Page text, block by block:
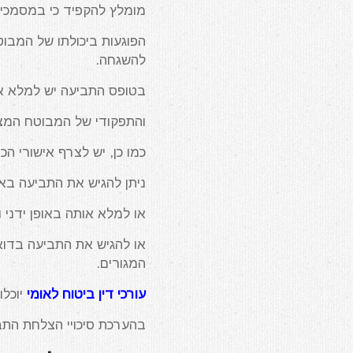
מומלץ להקפיד כי
הפוגעות ביכולתו של
להשגחה.
בטופס התביעה יש למלא
והתפקודי של המבוטח
כמו כן, יש לצרף אישורי
ניתן להגיש את התביעה
או למלא אותה באופן
או להגיש את התביעה
המגורים.
עורכי דין ביטוח לאומי
בהערכת סיכויי הצלחת